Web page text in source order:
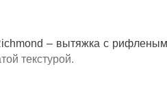
– вытяжка с
текстурой.